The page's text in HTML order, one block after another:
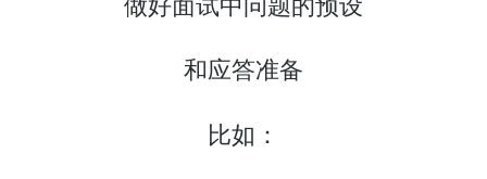
和应答准备
比如：